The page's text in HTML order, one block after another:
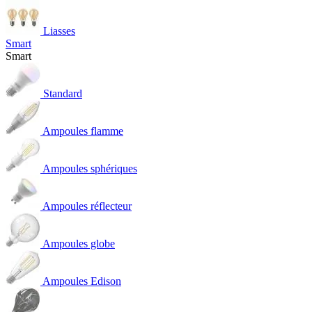
Liasses
Smart
Smart
Standard
Ampoules flamme
Ampoules sphériques
Ampoules réflecteur
Ampoules globe
Ampoules Edison